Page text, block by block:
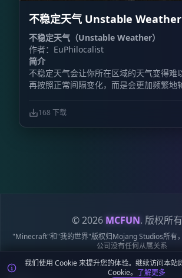
的物品、经验值和位置，比赛结束后完整
返回大厅。 - **套装编辑：** 可以修改已
按照服务器需求调整装备配置。 - **挑战
向其他玩家发起决斗邀请。 - **自定义套
存 100 套自定义套装。 **包含的游戏模式** 插件提供
11 套预配置套装，说明中列出的模式包括
战斗技巧。 - **Diamond（钻石）：**
开游戏模式选择菜单，也可以使用菜单物
`/duel:team `：加入团队排队。例如，`/duel:team
classic 2` 可加入 2v2 经典模式。 - `/
离开当前团队队列。 - `/duel:leave`：离
不稳定天气 Unstable
不稳定天气（Unstable Weather）
作者：EuPhilocalist
简介
不稳定天气会让你所在区域的天气变得难
再按照正常间隔变化，而是会更加频繁地
168 下载
© 2026 MCFUN. 版权所有
"Minecraft"和"我的世界"版权归Mojang Studios所有
公司没有任何从属关系
隐私政策服务条款Cookie 政策站点地图鄂
我们使用 Cookie 来提升您的体验。继续访问本站
Cookie。 了解更多